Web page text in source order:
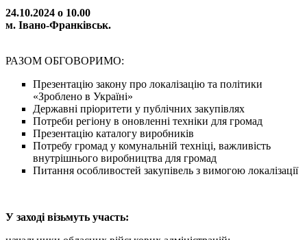
24.10.2024 о 10.00
м. Івано-Франківськ.
РАЗОМ ОБГОВОРИМО:
Презентацію закону про локалізацію та політики
«Зроблено в Україні»
Державні пріоритети у публічних закупівлях
Потреби регіону в оновленні техніки для громад
Презентацію каталогу виробників
Потребу громад у комунальній техніці, важливість
внутрішнього виробництва для громад
Питання особливостей закупівель з вимогою локалізації
У заході візьмуть участь: